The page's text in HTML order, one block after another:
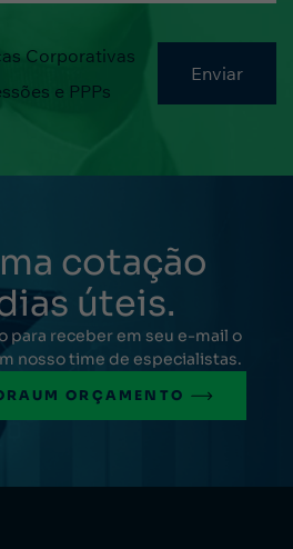
Corporativas
e PPPs
cotação
úteis.
para receber em seu e-mail o
nosso time de especialistas.
UM ORÇAMENTO